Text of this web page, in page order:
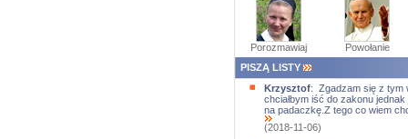
Porozmawiaj
Powołanie
PISZĄ LISTY
Krzysztof: Zgadzam się z tym
chciałbym iść do zakonu
na padaczkę.Z tego co wiem
(2018-11-06)